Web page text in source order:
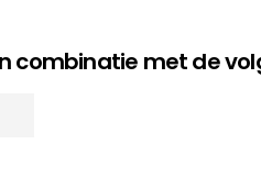
combinatie met de